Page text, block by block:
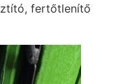
fertőtlenítő